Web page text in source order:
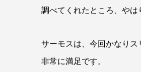
調べてくれたところ、やは
サーモスは、今回かなり
非常に満足です。